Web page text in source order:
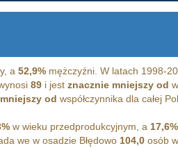
a 52,9%mężczyźni. W latach 1998-
89i jest znacznie mniejszy od
od współczynnika dla całej
w wieku przedprodukcyjnym, a 17,6%
we w osadzie Błędowo 104,0osób